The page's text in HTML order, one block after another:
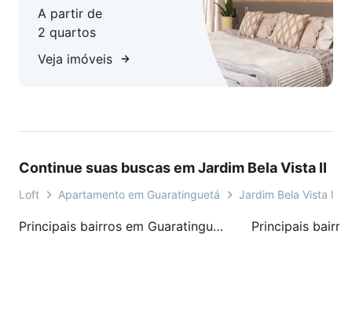
A partir de
2 quartos
Veja imóveis
Continue suas buscas em Jardim Bela Vista II
Loft Apartamento em Guaratinguetá Jardim Bela Vista II
Principais bairros em Guaratinguetá, SP